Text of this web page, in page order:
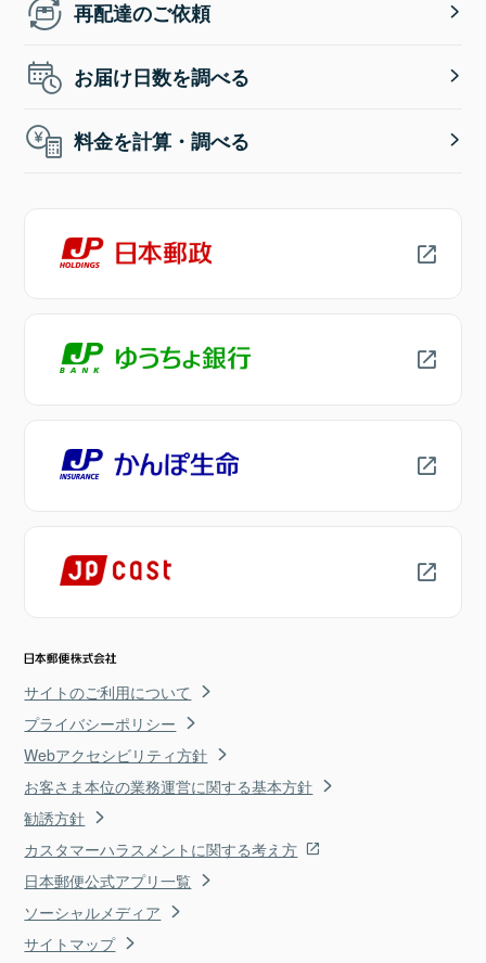
再配達のご依頼
お届け日数を調べる
料金を計算・調べる
サイトのご利用について
プライバシーポリシー
Webアクセシビリティ方針
お客さま本位の業務運営に関する基本方針
勧誘方針
カスタマーハラスメントに関する考え方
日本郵便公式アプリ一覧
ソーシャルメディア
サイトマップ